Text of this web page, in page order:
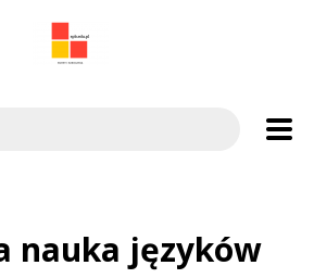
nauka języków